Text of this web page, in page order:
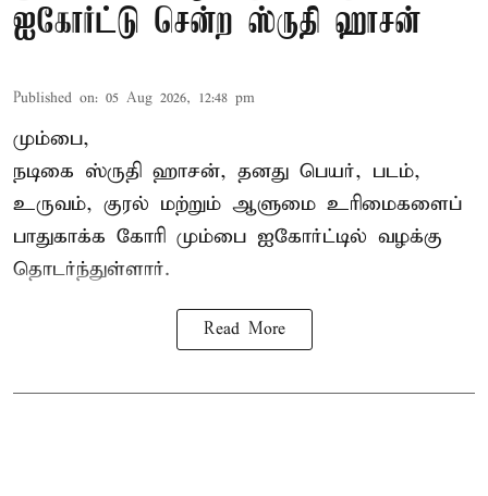
ஐகோர்ட்டு சென்ற ஸ்ருதி ஹாசன்
Published on: 05 Aug 2026, 12:48 pm
மும்பை,
நடிகை ஸ்ருதி ஹாசன், தனது பெயர், படம்,
உருவம், குரல் மற்றும் ஆளுமை உரிமைகளைப்
பாதுகாக்க கோரி மும்பை ஐகோர்ட்டில் வழக்கு
தொடர்ந்துள்ளார்.
Read More